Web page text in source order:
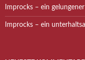
Improcks – ein
Improcks – ein